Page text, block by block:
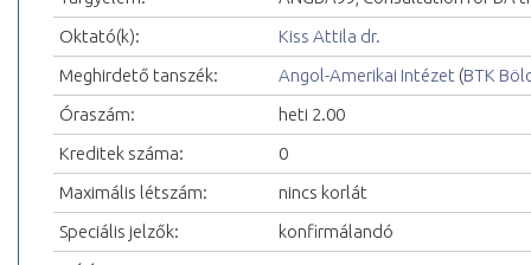
Oktató(k):
Kiss Attila dr.
Meghirdető tanszék:
Angol-Amerikai Intézet (BTK
Óraszám:
heti 2.00
Kreditek száma:
0
Maximális létszám:
nincs korlát
Speciális jelzők:
konfirmálandó